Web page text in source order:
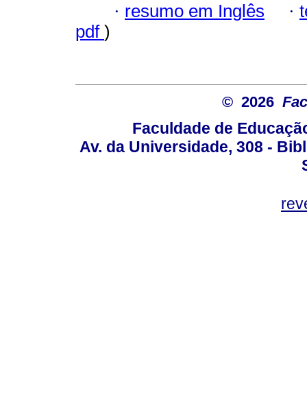
· resumo em Inglês ·
pdf )
© 2026
Faculdade de
Av. da Universidade, 308 -